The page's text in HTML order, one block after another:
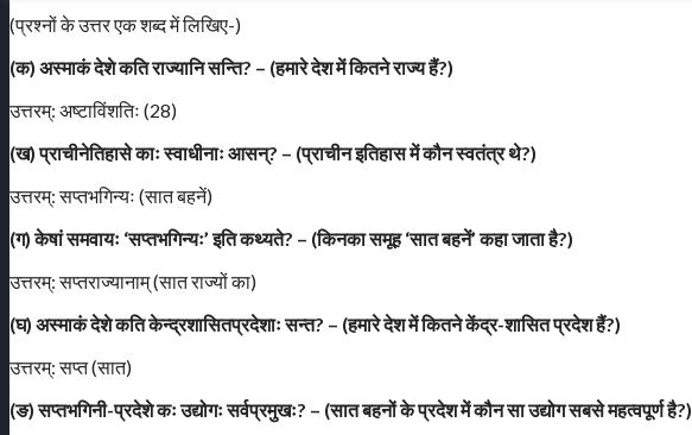
(प्रश्नों के उत्तर एक शब्द में लिखिए-)
(क) अस्माकं देशे कति राज्यानि सन्ति? – (हमारे देश में कितने राज्य हैं?)
उत्तरम्: अष्टाविंशतिः (28)
(ख) प्राचीनेतिहासे काः स्वाधीनाः आसन्? – (प्राचीन इतिहास में कौन स्वतंत्र थे?)
उत्तरम्: सप्तभगिन्यः (सात बहनें)
(ग) केषां समवायः ‘सप्तभगिन्यः’ इति कथ्यते? – (किनका समूह ‘सात बहनें’ कहा जाता है?)
उत्तरम्: सप्तराज्यानाम् (सात राज्यों का)
(घ) अस्माकं देशे कति केन्द्रशासितप्रदेशाः सन्त? – (हमारे देश में कितने केंद्र-शासित प्रदेश हैं?)
उत्तरम्: सप्त (सात)
(ङ) सप्तभगिनी-प्रदेशे कः उद्योगः सर्वप्रमुखः? – (सात बहनों के प्रदेश में कौन सा उद्योग सबसे महत्वपूर्ण है?)